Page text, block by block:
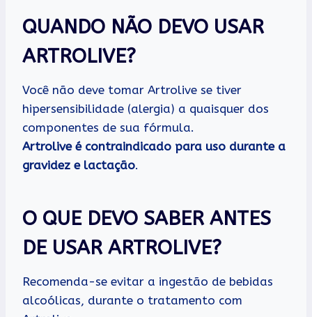
QUANDO NÃO DEVO USAR
ARTROLIVE?
Você não deve tomar Artrolive se tiver
hipersensibilidade (alergia) a quaisquer dos
componentes de sua fórmula.
Artrolive é contraindicado para uso durante a
gravidez e lactação.
O QUE DEVO SABER ANTES
DE USAR ARTROLIVE?
Recomenda-se evitar a ingestão de bebidas
alcoólicas, durante o tratamento com